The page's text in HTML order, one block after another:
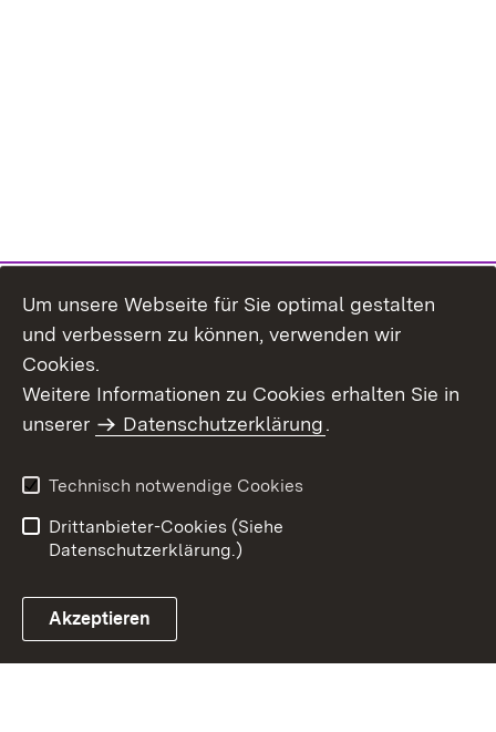
Um unsere Webseite für Sie optimal gestalten
und verbessern zu können, verwenden wir
Cookies.
Weitere Informationen zu Cookies erhalten Sie in
unserer
Datenschutzerklärung.
Technisch notwendige Cookies
Drittanbieter-Cookies (Siehe
Datenschutzerklärung.)
Akzeptieren